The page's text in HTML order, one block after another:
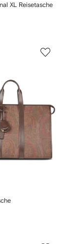
XL Reisetasche